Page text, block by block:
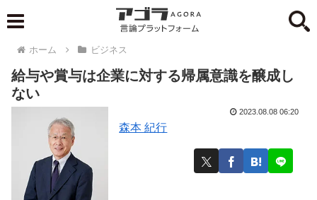
ホーム ビジネス
給与や賞与は企業に対する帰属意識を醸成し
ない
森本 紀行
2023.08.08 06:20